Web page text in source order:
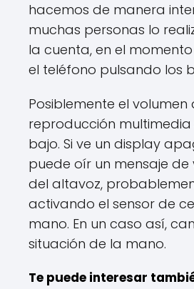
hacemos de manera
muchas personas lo
la cuenta, en el
el teléfono pulsando los
Posiblemente el volumen
reproducción
bajo. Si ve un display
puede oír un mensaje de
del altavoz,
activando el sensor de
mano. En un caso así,
situación de la mano.
Te puede interesar